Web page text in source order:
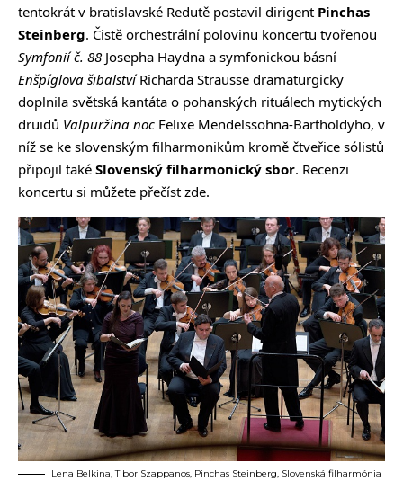
tentokrát v bratislavské Redutě postavil dirigent Pinchas
Steinberg. Čistě orchestrální polovinu koncertu tvořenou
Symfonií č. 88 Josepha Haydna a symfonickou básní
Enšpíglova šibalstvíRicharda Strausse dramaturgicky
doplnila světská kantáta o pohanských rituálech mytických
druidů Valpuržina noc Felixe Mendelssohna-Bartholdyho, v
níž se ke slovenským filharmonikům kromě čtveřice sólistů
připojil také Slovenský filharmonický sbor. Recenzi
koncertu si můžete přečíst zde.
Lena Belkina, Tibor Szappanos, Pinchas Steinberg, Slovenská filharmónia